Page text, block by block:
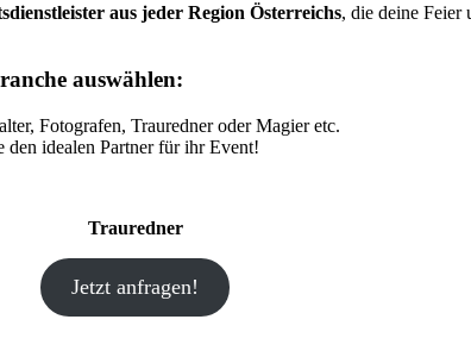
aus jeder Region Österreichs, die deine Feier
auswählen:
Fotografen, Trauredner oder Magier etc.
idealen Partner für ihr Event!
Trauredner
Jetzt anfragen!